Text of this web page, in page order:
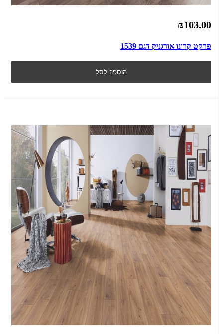
₪103.00
פרקט קרונו אורגניק דגם 1539
הוספה לסל